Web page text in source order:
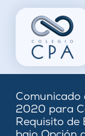
Comunicado
2020 para
Requisito de